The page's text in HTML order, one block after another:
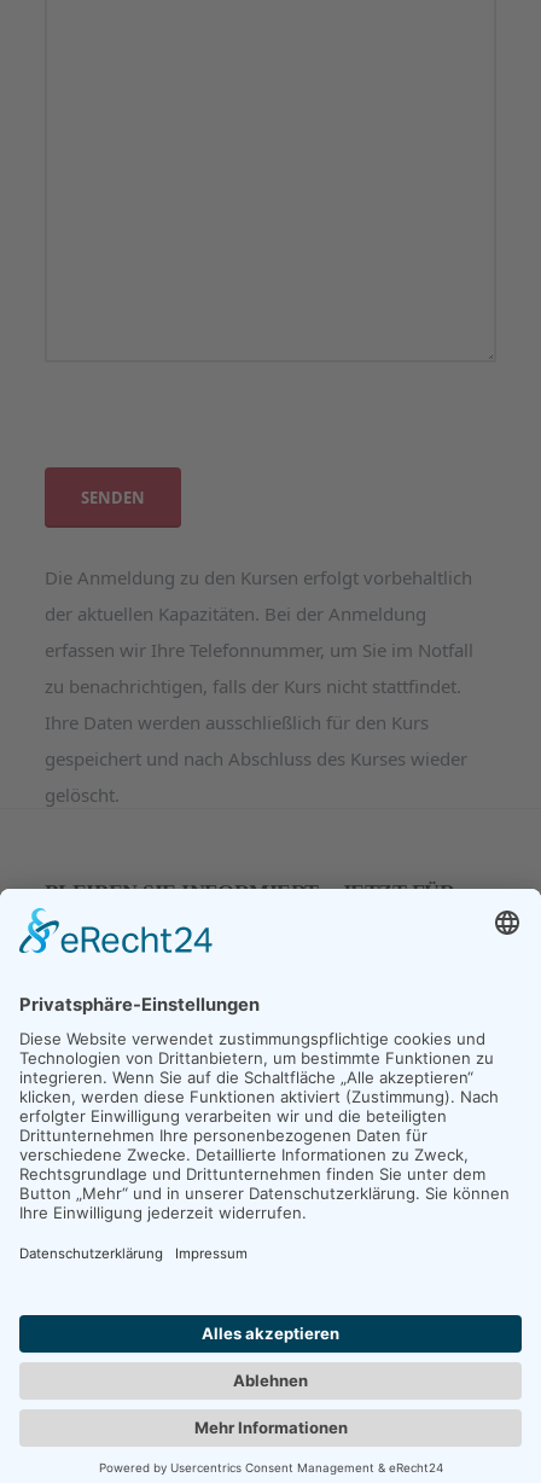
Bitte lasse dieses Feld leer.
Die Anmeldung zu den Kursen erfolgt vorbehaltlich
der aktuellen Kapazitäten. Bei der Anmeldung
erfassen wir Ihre Telefonnummer, um Sie im Notfall
zu benachrichtigen, falls der Kurs nicht stattfindet.
Ihre Daten werden ausschließlich für den Kurs
gespeichert und nach Abschluss des Kurses wieder
gelöscht.
BLEIBEN SIE INFORMIERT – JETZT FÜR
UNSEREN NEWSLETER ANMELDEN
E-Mail*
FÜR UNTERNEHMEN:Wisidaa Solutions
Datenschutz|POWERED BYWordPress
BYmyThem.es.